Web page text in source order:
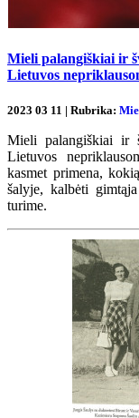
Mieli palangiškiai ir
Lietuvos
2023 03 11 | Rubrika:
Mieli palangiškiai ir
Lietuvos
kasmet primena,
šalyje, kalbėti
turime.